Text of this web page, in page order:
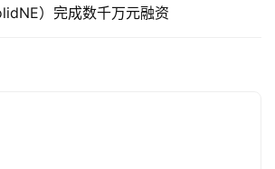
）完成数千万元融资